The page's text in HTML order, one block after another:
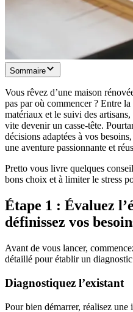
Sommaire
Vous rêvez d’une maison
pas par où commencer ? Entre
matériaux et le suivi des
vite devenir un casse-tête.
décisions adaptées à vos
une aventure passionnante et
Pretto vous livre quelques
bons choix et à limiter le stress
Étape 1 : Évaluez
définissez vos
Avant de vous lancer,
détaillé pour établir un
Diagnostiquez l’existant
Pour bien démarrer, réalisez